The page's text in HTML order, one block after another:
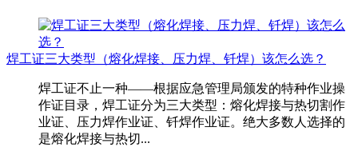
焊工证三大类型（熔化焊接、压力焊、钎焊）该怎么选？
焊工证不止一种——根据应急管理局颁发的特种作业操
作证目录，焊工证分为三大类型：熔化焊接与热切割作
业证、压力焊作业证、钎焊作业证。绝大多数人选择的
是熔化焊接与热切...